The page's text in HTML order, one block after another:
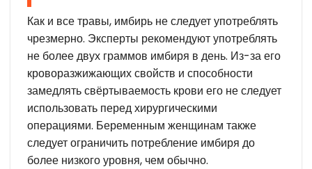
Как и все травы, имбирь не следует употреблять
чрезмерно. Эксперты рекомендуют употреблять
не более двух граммов имбиря в день. Из-за его
кроворазжижающих свойств и способности
замедлять свёртываемость крови его не следует
использовать перед хирургическими
операциями. Беременным женщинам также
следует ограничить потребление имбиря до
более низкого уровня, чем обычно.